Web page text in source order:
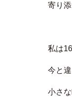
寄り
私は
今と
⼩さ